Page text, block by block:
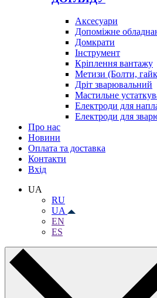
Аксесуари
Допоміжне
Домкрати
Інструмент
Кріплення вантажу
Метизи (Болти,
Дріт зварювальний
Мастильне
Електроди для
Електроди для
Про нас
Новини
Оплата та доставка
Контакти
Вхiд
UA
RU
UA
EN
ES